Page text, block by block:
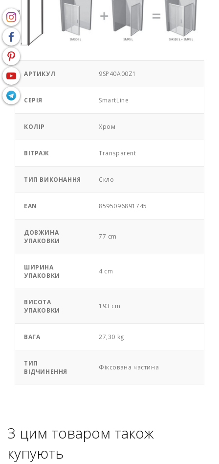
АРТИКУЛ 9SP40A00Z1
СЕРІЯ SmartLine
КОЛІР Хром
ВІТРАЖ Transparent
ТИП ВИКОНАННЯ Скло
EAN 8595096891745
ДОВЖИНА
УПАКОВКИ
77 cm
ШИРИНА
УПАКОВКИ
4 cm
ВИСОТА
УПАКОВКИ
193 cm
ВАГА 27,30 kg
ТИП
ВІДЧИНЕННЯ
Фіксована частина
З цим товаром також
купують